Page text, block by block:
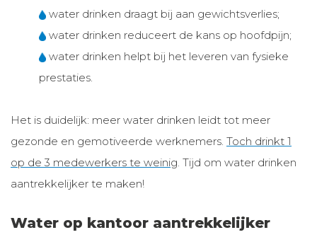
water drinken draagt bij aan gewichtsverlies;
water drinken reduceert de kans op hoofdpijn;
water drinken helpt bij het leveren van fysieke
prestaties.
Het is duidelijk: meer water drinken leidt tot meer
gezonde en gemotiveerde werknemers. Toch drinkt 1
op de 3 medewerkers te weinig. Tijd om water drinken
aantrekkelijker te maken!
Water op kantoor aantrekkelijker